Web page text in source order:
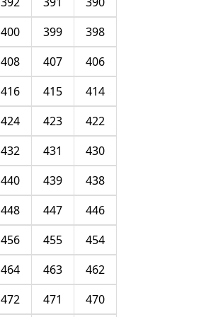
398
399
400
406
407
408
414
415
416
422
423
424
430
431
432
438
439
440
446
447
448
454
455
456
462
463
464
470
471
472